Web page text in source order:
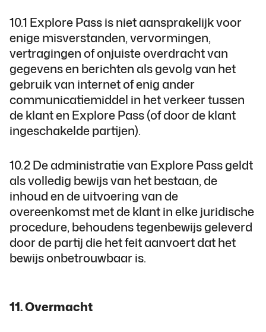
10.1 Explore Pass is niet aansprakelijk voor
enige misverstanden, vervormingen,
vertragingen of onjuiste overdracht van
gegevens en berichten als gevolg van het
gebruik van internet of enig ander
communicatiemiddel in het verkeer tussen
de klant en Explore Pass (of door de klant
ingeschakelde partijen).
10.2 De administratie van Explore Pass geldt
als volledig bewijs van het bestaan, de
inhoud en de uitvoering van de
overeenkomst met de klant in elke juridische
procedure, behoudens tegenbewijs geleverd
door de partij die het feit aanvoert dat het
bewijs onbetrouwbaar is.
11. Overmacht